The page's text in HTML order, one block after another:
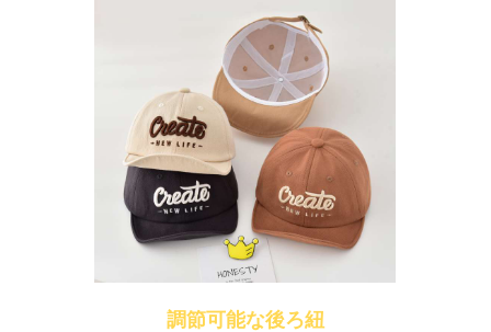
調節可能な後ろ紐